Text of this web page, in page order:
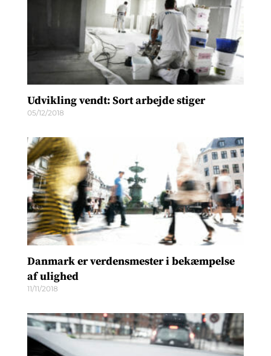
Udvikling vendt: Sort arbejde stiger
05/12/2018
Danmark er verdensmester i bekæmpelse
af ulighed
11/11/2018